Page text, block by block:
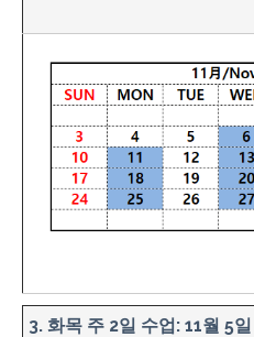
3. 화목 주 2일 수업: 11월 5